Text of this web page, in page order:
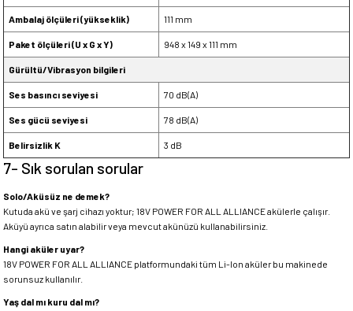
Ambalaj ölçüleri (yükseklik) 111 mm
Paket ölçüleri (U x G x Y) 948 x 149 x 111 mm
Gürültü/Vibrasyon bilgileri
Ses basıncı seviyesi 70 dB(A)
Ses gücü seviyesi 78 dB(A)
Belirsizlik K 3 dB
7- Sık sorulan sorular
Solo/Aküsüz ne demek?
Kutuda akü ve şarj cihazı yoktur; 18V POWER FOR ALL ALLIANCE akülerle çalışır.
Aküyü ayrıca satın alabilir veya mevcut akünüzü kullanabilirsiniz.
Hangi aküler uyar?
18V POWER FOR ALL ALLIANCE platformundaki tüm Li-Ion aküler bu makinede
sorunsuz kullanılır.
Yaş dal mı kuru dal mı?